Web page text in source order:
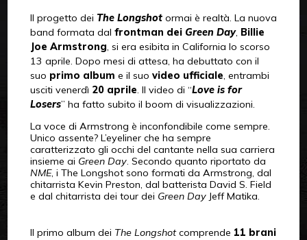
Il progetto dei The Longshotormai è realtà. La nuova
band formata dal frontman dei Green Day, Billie
Joe Armstrong, si era esibita in California lo scorso
13 aprile. Dopo mesi di attesa, ha debuttato con il
suo primo album e il suo video ufficiale, entrambi
usciti venerdì 20 aprile. Il video di “Love is for
Losers” ha fatto subito il boom di visualizzazioni.
La voce di Armstrong è inconfondibile come sempre.
Unico assente? L’eyeliner che ha sempre
caratterizzato gli occhi del cantante nella sua carriera
insieme ai Green Day. Secondo quanto riportato da
NME, i The Longshot sono formati da Armstrong, dal
chitarrista Kevin Preston, dal batterista David S. Field
e dal chitarrista dei tour dei Green DayJeff Matika.
Il primo album dei The Longshotcomprende 11 brani